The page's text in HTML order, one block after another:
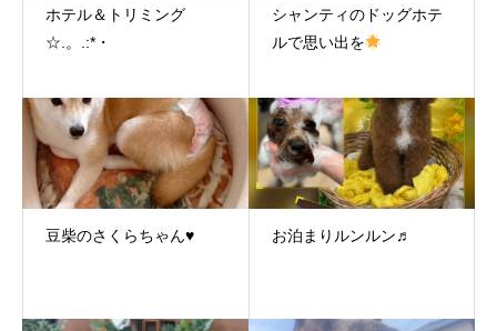
ホテル＆トリミング
☆.。.:*・
シャンティのドッグホテ
ルで思い出を
豆柴のさくらちゃん♥ お泊まりルンルン♬